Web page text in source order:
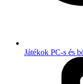
Játékok PC-s és